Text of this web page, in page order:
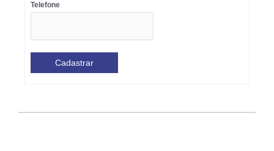
Telefone